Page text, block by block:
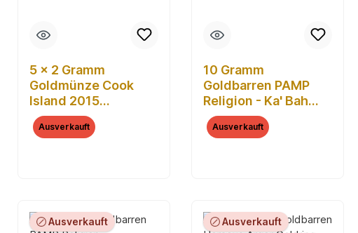
5 x 2 Gramm
Goldmünze Cook
Island 2015
Goldkugel Valcambi
Ausverkauft
10 Gramm
Goldbarren PAMP
Religion - Ka' Bah
Mecca
Ausverkauft
Ausverkauft Ausverkauft